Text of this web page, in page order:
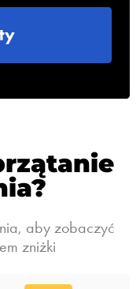
aby zobaczyć
zniżki